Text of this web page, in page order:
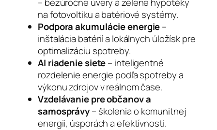
na fotovoltiku a batériové systémy.
Podpora akumulácie energie–
inštalácia batérií a lokálnych úložísk pre
optimalizáciu spotreby.
AI riadenie siete– inteligentné
rozdelenie energie podľa spotreby a
výkonu zdrojov v reálnom čase.
Vzdelávanie pre občanov a
samosprávy– školenia o komunitnej
energii, úsporách a efektívnosti.